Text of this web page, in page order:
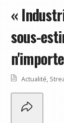
«
sous-
Actualité,